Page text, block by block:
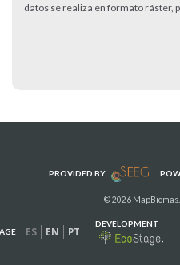
datos se realiza en formato ráster,
PROVIDED BY
© 2026
ES EN PT
DEVELOPMENT